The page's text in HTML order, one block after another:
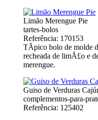
Limão Merengue Pie
tartes-bolos
Referência: 170153
TÃ­pico bolo de molde
recheada de limÃ£o e
merengue.
Guiso de Verduras
complementos-para-
Referência: 125402